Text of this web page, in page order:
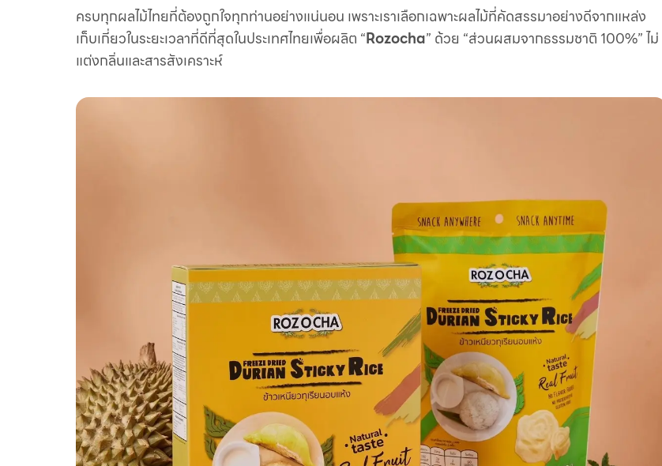
ครบทุกผลไม้ไทยที่ต้องถูกใจทุกท่านอย่างแน่นอน เพราะเราเลือกเฉพาะผลไม้ที่คัดสรรมาอย่างดีจากแหล่ง
เก็บเกี่ยวในระยะเวลาที่ดีที่สุดในประเทศไทยเพื่อผลิต “Rozocha” ด้วย “ส่วนผสมจากธรรมชาติ 100%” ไม่
แต่งกลิ่นและสารสังเคราะห์